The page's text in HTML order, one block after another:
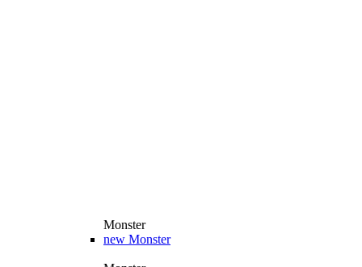
Monster
new Monster